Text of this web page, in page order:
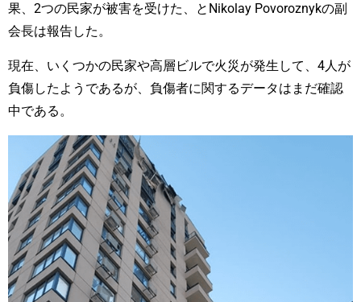
果、2つの民家が被害を受けた、とNikolay Povoroznykの副
会長は報告した。
現在、いくつかの民家や高層ビルで火災が発生して、4人が
負傷したようであるが、負傷者に関するデータはまだ確認
中である。